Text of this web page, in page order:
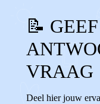
📝
VRAAG
Deel hier jouw